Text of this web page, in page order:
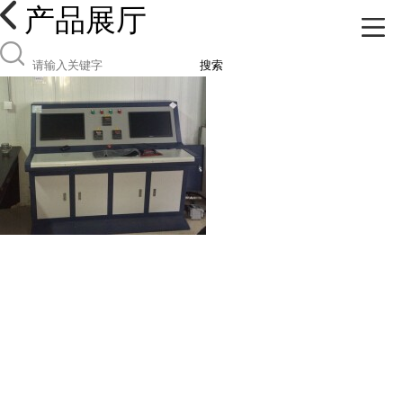
产品展厅
搜索